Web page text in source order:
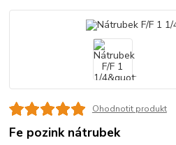
Ohodnotit produkt
Fe pozink nátrubek